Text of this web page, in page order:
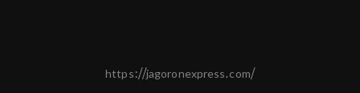
https://jagoronexpress.com/